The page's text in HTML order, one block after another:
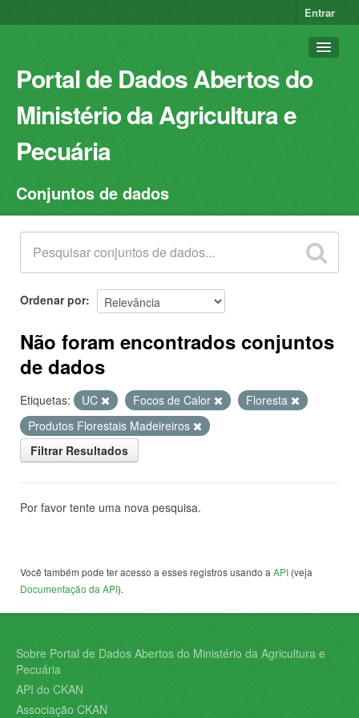
Entrar
Portal de Dados Abertos do
Ministério da Agricultura e
Pecuária
Conjuntos de dados
Organizações
Grupos
Sobre
Conjuntos de dados
Ordenar por
Não foram encontrados conjuntos
de dados
Etiquetas: UC Focos de Calor
Floresta
Produtos Florestais Madeireiros
Filtrar Resultados
Por favor tente uma nova pesquisa.
Você também pode ter acesso a esses registros usando a API (veja
Documentação da API).
Sobre Portal de Dados Abertos do Ministério da Agricultura e
Pecuária
API do CKAN
Associação CKAN